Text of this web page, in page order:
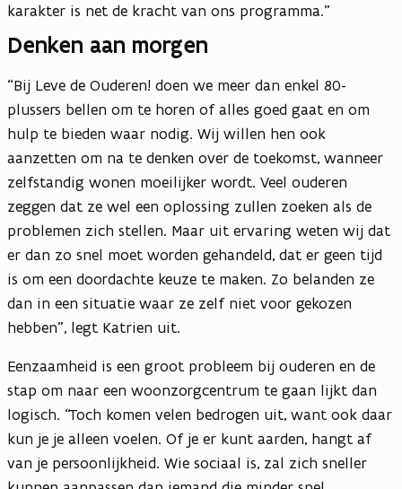
karakter is net de kracht van ons programma.”
Denken aan morgen
“Bij Leve de Ouderen! doen we meer dan enkel 80-
plussers bellen om te horen of alles goed gaat en om
hulp te bieden waar nodig. Wij willen hen ook
aanzetten om na te denken over de toekomst, wanneer
zelfstandig wonen moeilijker wordt. Veel ouderen
zeggen dat ze wel een oplossing zullen zoeken als de
problemen zich stellen. Maar uit ervaring weten wij dat
er dan zo snel moet worden gehandeld, dat er geen tijd
is om een doordachte keuze te maken. Zo belanden ze
dan in een situatie waar ze zelf niet voor gekozen
hebben”, legt Katrien uit.
Eenzaamheid is een groot probleem bij ouderen en de
stap om naar een woonzorgcentrum te gaan lijkt dan
logisch. “Toch komen velen bedrogen uit, want ook daar
kun je je alleen voelen. Of je er kunt aarden, hangt af
van je persoonlijkheid. Wie sociaal is, zal zich sneller